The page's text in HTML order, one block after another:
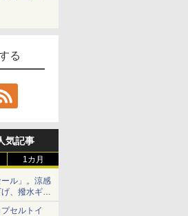
る
気記事
1カ月
ル」。涼感
、撥水ギア
セルトイ